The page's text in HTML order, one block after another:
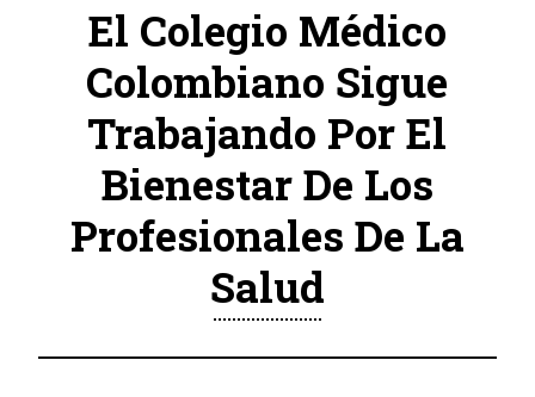
El Colegio Médico
Colombiano Sigue
Trabajando Por El
Bienestar De Los
Profesionales De La
Salud